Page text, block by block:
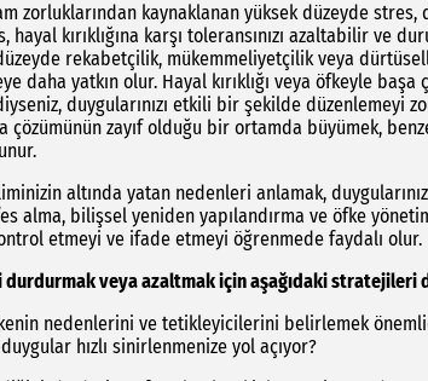
zorluklarından kaynaklanan yüksek düzeyde
hayal kırıklığına karşı toleransınızı azaltabilir ve
düzeyde rekabetçilik, mükemmeliyetçilik veya
daha yatkın olur. Hayal kırıklığı veya öfkeyle başa
duygularınızı etkili bir şekilde düzenlemeyi
zayıf olduğu bir ortamda büyümek,
altında yatan nedenleri anlamak,
alma, bilişsel yeniden yapılandırma ve öfke
etmeyi ve ifade etmeyi öğrenmede faydalı olur.
durdurmak veya azaltmak için aşağıdaki stratejileri
nedenlerini ve tetikleyicilerini belirlemek
hızlı sinirlenmenize yol açıyor?